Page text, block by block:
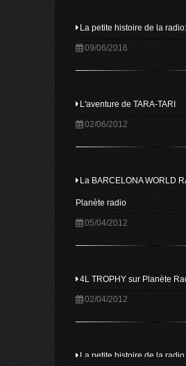
La petite histoire de la
09/06/2016
L'aventure de TARA-TARI
02/06/2012
La BARCELONA WORLD
Planète radio
05/04/2012
4L TROPHY sur Planète
02/04/2012
La petite histoire de la radio